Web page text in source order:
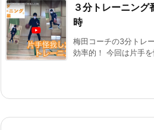
３分トレーニン
時
梅田コーチの3分トレ
効率的！ 今回は片手